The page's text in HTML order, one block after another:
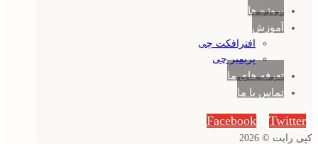
پروژه ها
آموزش
افترافکت چی
پریمیر چی
تعرفه های ما
تماس با ما
Facebook Twitter
کپی رایت © 2026